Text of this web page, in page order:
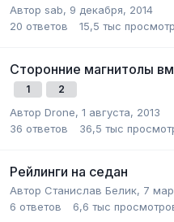
Автор sab, 9 декабря, 2014
20 ответов 15,5 тыс
Сторонние магнитолы
1 2
Автор Drone, 1 августа, 2013
36 ответов 36,5 тыс
Рейлинги на седан
Автор Станислав Белик, 7
6 ответов 6,6 тыс